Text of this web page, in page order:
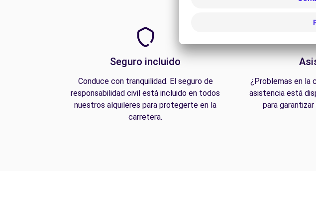
Seguro incluido
Conduce con tranquilidad. El seguro de
responsabilidad civil está incluido en todos
nuestros alquileres para protegerte en la
carretera.
¿Problemas en la
asistencia está
para